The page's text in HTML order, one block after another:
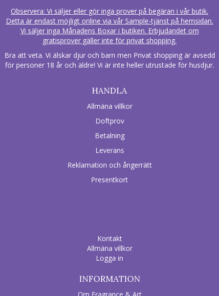
Observera: Vi säljer eller gör inga prover på begäran i vår butik.
Detta är endast möjligt online via vår Sample-tjänst på hemsidan.
Vi säljer inga Månadens Boxar i butiken. Erbjudandet om
gratisprover gäller inte för privat shopping.
Bra att veta. Vi älskar djur och barn men Privat shopping är avsedd
för personer 18 år och äldre! Vi är inte heller utrustade för husdjur.
HANDLA
Allmäna villkor
Doftprov
Betalning
Leverans
Reklamation och ångerrätt
Presentkort
Kontakt
Allmäna villkor
Logga in
INFORMATION